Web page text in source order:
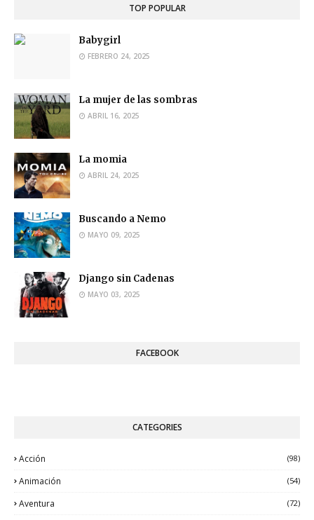
TOP POPULAR
Babygirl
FEBRERO 24, 2025
La mujer de las sombras
ABRIL 16, 2025
La momia
ABRIL 24, 2025
Buscando a Nemo
MAYO 09, 2025
Django sin Cadenas
MAYO 03, 2025
FACEBOOK
CATEGORIES
Acción (98)
Animación (54)
Aventura (72)